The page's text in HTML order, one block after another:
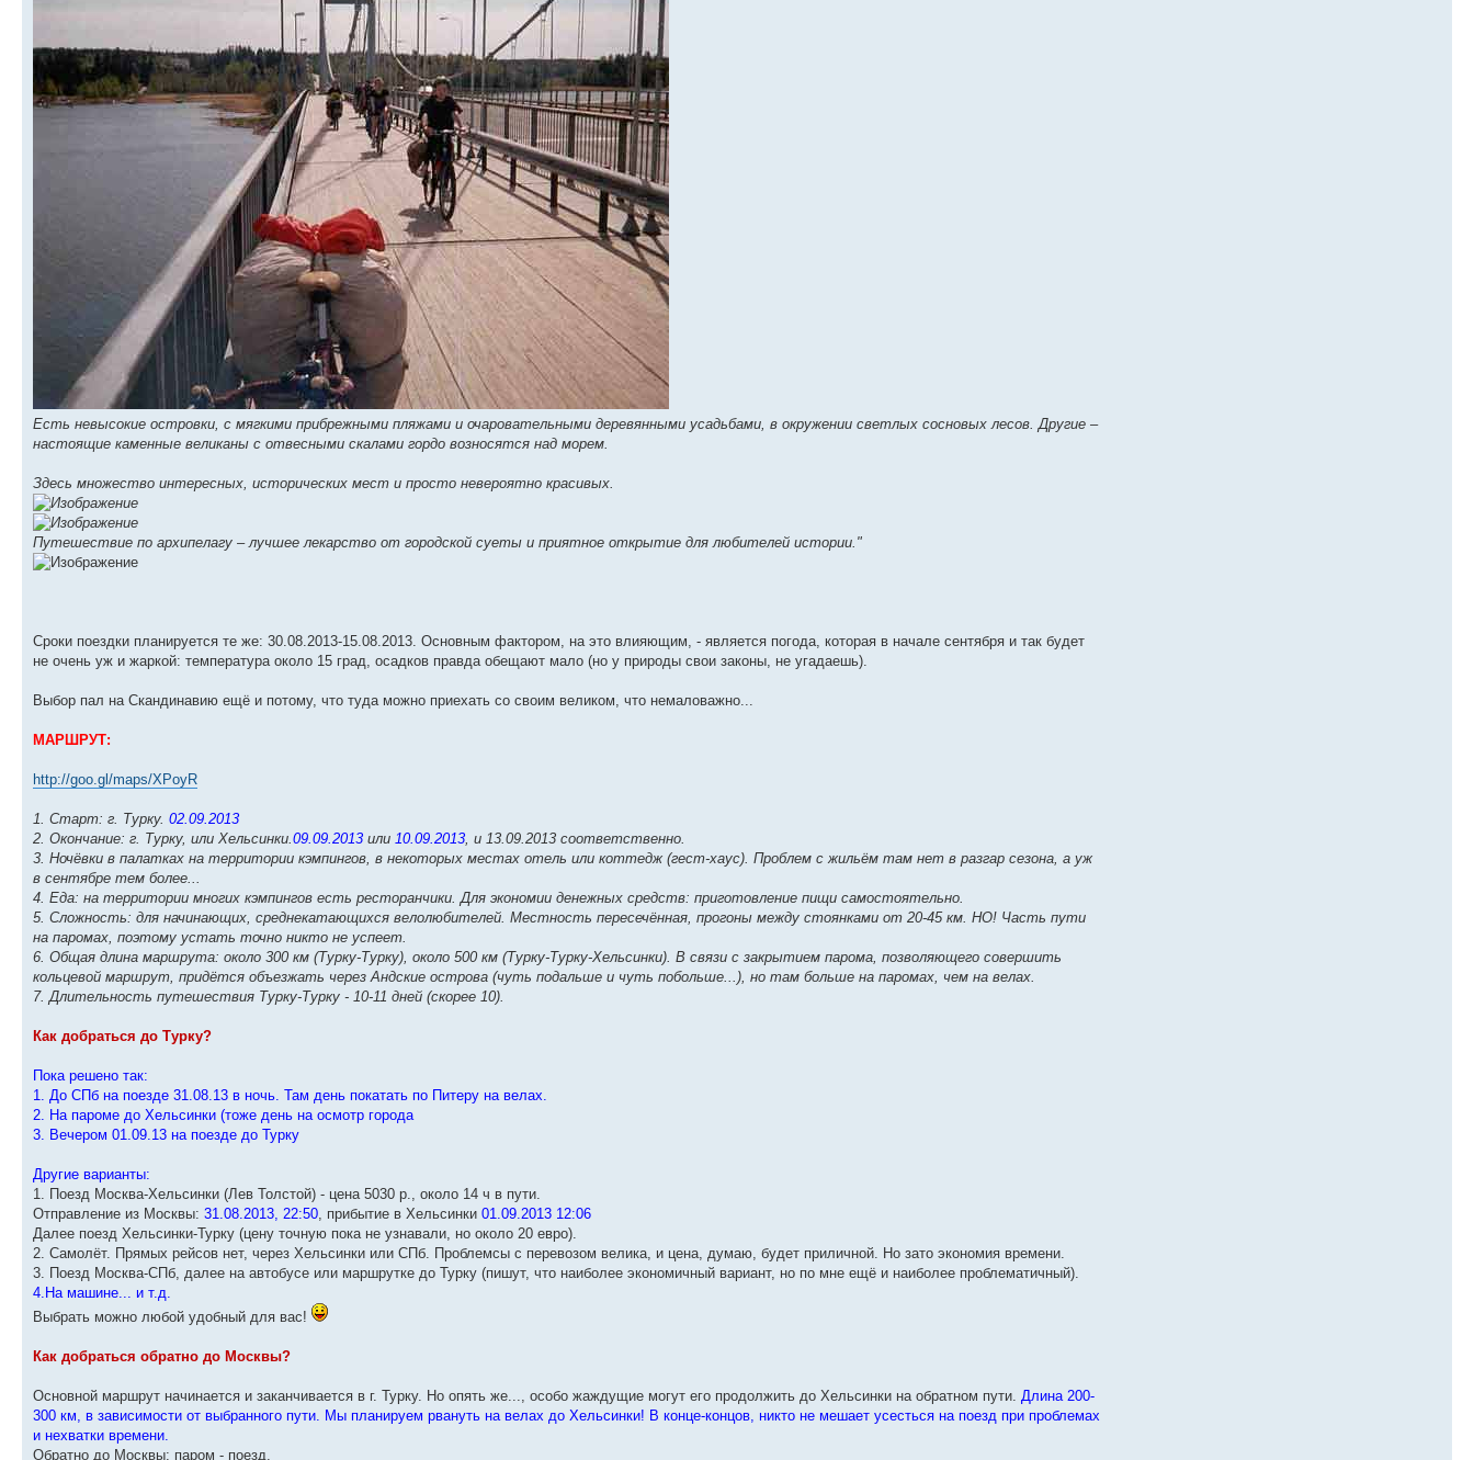
Есть невысокие островки, с мягкими прибрежными пляжами и очаровательными деревянными усадьбами, в окружении светлых сосновых лесов. Другие –
настоящие каменные великаны с отвесными скалами гордо возносятся над морем.
Здесь множество интересных, исторических мест и просто невероятно красивых.
Путешествие по архипелагу – лучшее лекарство от городской суеты и приятное открытие для любителей истории."
Сроки поездки планируется те же: 30.08.2013-15.08.2013. Основным фактором, на это влияющим, - является погода, которая в начале сентября и так будет
не очень уж и жаркой: температура около 15 град, осадков правда обещают мало (но у природы свои законы, не угадаешь).
Выбор пал на Скандинавию ещё и потому, что туда можно приехать со своим великом, что немаловажно...
МАРШРУТ:
http://goo.gl/maps/XPoyR
1. Старт: г. Турку. 02.09.2013
2. Окончание: г. Турку, или Хельсинки. 09.09.2013 или 10.09.2013 , и 13.09.2013 соответственно.
3. Ночёвки в палатках на территории кэмпингов, в некоторых местах отель или коттедж (гест-хаус). Проблем с жильём там нет в разгар сезона, а уж
в сентябре тем более...
4. Еда: на территории многих кэмпингов есть ресторанчики. Для экономии денежных средств: приготовление пищи самостоятельно.
5. Сложность: для начинающих, среднекатающихся велолюбителей. Местность пересечённая, прогоны между стоянками от 20-45 км. НО! Часть пути
на паромах, поэтому устать точно никто не успеет.
6. Общая длина маршрута: около 300 км (Турку-Турку), около 500 км (Турку-Турку-Хельсинки). В связи с закрытием парома, позволяющего совершить
кольцевой маршрут, придётся объезжать через Андские острова (чуть подальше и чуть побольше...), но там больше на паромах, чем на велах.
7. Длительность путешествия Турку-Турку - 10-11 дней (скорее 10).
Как добраться до Турку?
Пока решено так:
1. До СПб на поезде 31.08.13 в ночь. Там день покатать по Питеру на велах.
2. На пароме до Хельсинки (тоже день на осмотр города
3. Вечером 01.09.13 на поезде до Турку
Другие варианты:
1. Поезд Москва-Хельсинки (Лев Толстой) - цена 5030 р., около 14 ч в пути.
Отправление из Москвы: 31.08.2013, 22:50 , прибытие в Хельсинки 01.09.2013 12:06
Далее поезд Хельсинки-Турку (цену точную пока не узнавали, но около 20 евро).
2. Самолёт. Прямых рейсов нет, через Хельсинки или СПб. Проблемсы с перевозом велика, и цена, думаю, будет приличной. Но зато экономия времени.
3. Поезд Москва-СПб, далее на автобусе или маршрутке до Турку (пишут, что наиболее экономичный вариант, но по мне ещё и наиболее проблематичный).
4.На машине... и т.д.
Выбрать можно любой удобный для вас!
Как добраться обратно до Москвы?
Основной маршрут начинается и заканчивается в г. Турку. Но опять же..., особо жаждущие могут его продолжить до Хельсинки на обратном пути. Длина 200-
300 км, в зависимости от выбранного пути. Мы планируем рвануть на велах до Хельсинки! В конце-концов, никто не мешает усесться на поезд при проблемах
и нехватки времени.
Обратно до Москвы: паром - поезд.